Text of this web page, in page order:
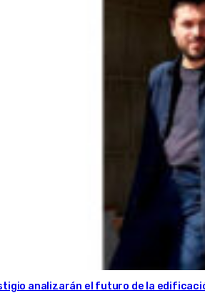
analizarán el futuro de la